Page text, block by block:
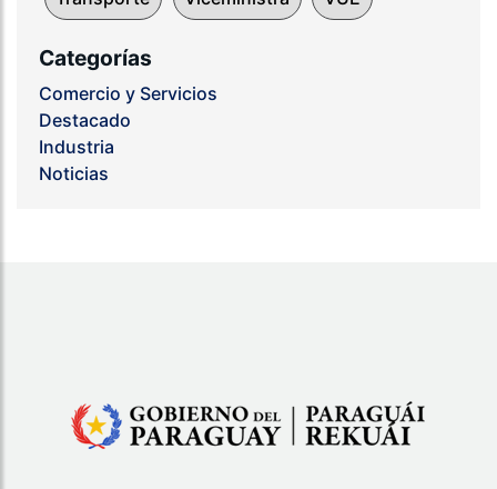
Categorías
Comercio y Servicios
Destacado
Industria
Noticias